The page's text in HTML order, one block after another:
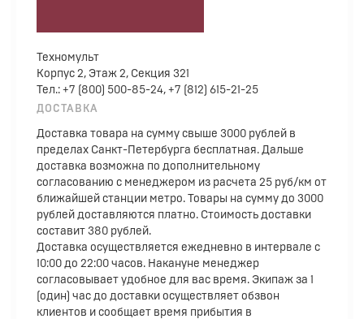
Техномульт
Корпус 2, Этаж 2, Секция 321
Тел.: +7 (800) 500-85-24, +7 (812) 615-21-25
ДОСТАВКА
Доставка товара на сумму свыше 3000 рублей в
пределах Санкт-Петербурга бесплатная. Дальше
доставка возможна по дополнительному
согласованию с менеджером из расчета 25 руб/км от
ближайшей станции метро. Товары на сумму до 3000
рублей доставляются платно. Стоимость доставки
составит 380 рублей.
Доставка осуществляется ежедневно в интервале с
10:00 до 22:00 часов. Накануне менеджер
согласовывает удобное для вас время. Экипаж за 1
(один) час до доставки осуществляет обзвон
клиентов и сообщает время прибытия в